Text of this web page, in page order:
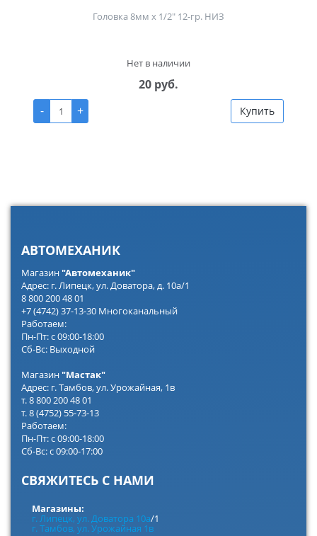
Головка 8мм х 1/2" 12-гр. НИЗ
Нет в наличии
20 руб.
-
+ Купить
АВТОМЕХАНИК
Магазин"Автомеханик"
Адрес: г. Липецк, ул. Доватора, д. 10а/1
8 800 200 48 01
+7 (4742) 37-13-30 Многоканальный
Работаем:
Пн-Пт: с 09:00-18:00
Сб-Вс: Выходной
Магазин"Мастак"
Адрес: г. Тамбов, ул. Урожайная, 1в
т. 8 800 200 48 01
т. 8 (4752) 55-73-13
Работаем:
Пн-Пт: с 09:00-18:00
Сб-Вс: с 09:00-17:00
СВЯЖИТЕСЬ С НАМИ
Магазины:
г. Липецк, ул. Доватора 10а/1
г. Тамбов, ул. Урожайная 1в